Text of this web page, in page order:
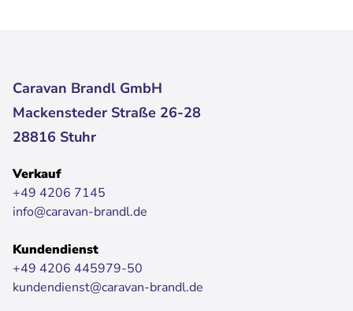
Caravan Brandl GmbH
Mackensteder Straße 26-28
28816 Stuhr
Verkauf
+49 4206 7145
info@caravan-brandl.de
Kundendienst
+49 4206 445979-50
kundendienst@caravan-brandl.de